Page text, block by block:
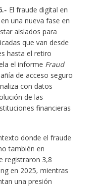
El fraude digital en
una nueva fase en
aislados para
que van desde
hasta el retiro
el informe Fraud
de acceso seguro
con datos
de las
financieras
donde el fraude
también en
registraron 3,8
en 2025, mientras
una presión